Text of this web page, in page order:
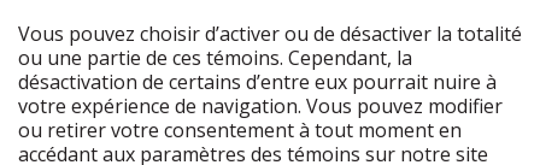
Vous pouvez choisir d’activer ou de désactiver la totalité
ou une partie de ces témoins. Cependant, la
désactivation de certains d’entre eux pourrait nuire à
votre expérience de navigation. Vous pouvez modifier
ou retirer votre consentement à tout moment en
accédant aux paramètres des témoins sur notre site